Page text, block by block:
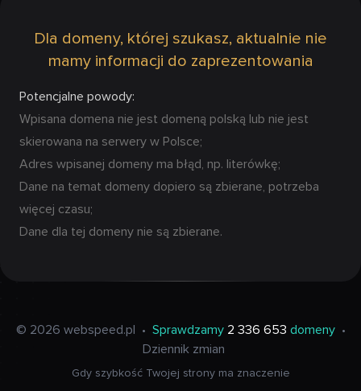
Dla domeny, której szukasz, aktualnie nie
mamy informacji do zaprezentowania
Potencjalne powody:
Wpisana domena nie jest domeną polską lub nie jest
skierowana na serwery w Polsce;
Adres wpisanej domeny ma błąd, np. literówkę;
Dane na temat domeny dopiero są zbierane, potrzeba
więcej czasu;
Dane dla tej domeny nie są zbierane.
© 2026 webspeed.pl • Sprawdzamy 2 336 653 domeny •
Dziennik zmian
Gdy szybkość Twojej strony ma znaczenie